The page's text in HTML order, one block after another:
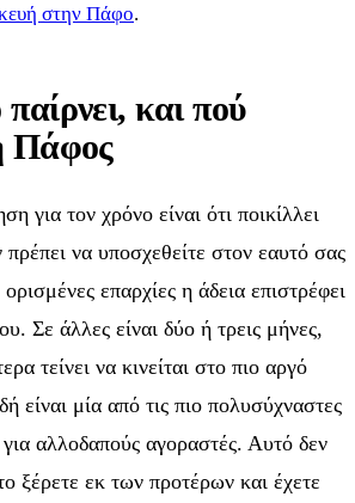
στην Πάφο.
και πού
Πάφος
για τον χρόνο είναι ότι ποικίλλει
πρέπει να υποσχεθείτε στον εαυτό σας
επαρχίες η άδεια επιστρέφει
Σε άλλες είναι δύο ή τρεις μήνες,
τείνει να κινείται στο πιο αργό
είναι μία από τις πιο πολυσύχναστες
αλλοδαπούς αγοραστές. Αυτό δεν
ξέρετε εκ των προτέρων και έχετε